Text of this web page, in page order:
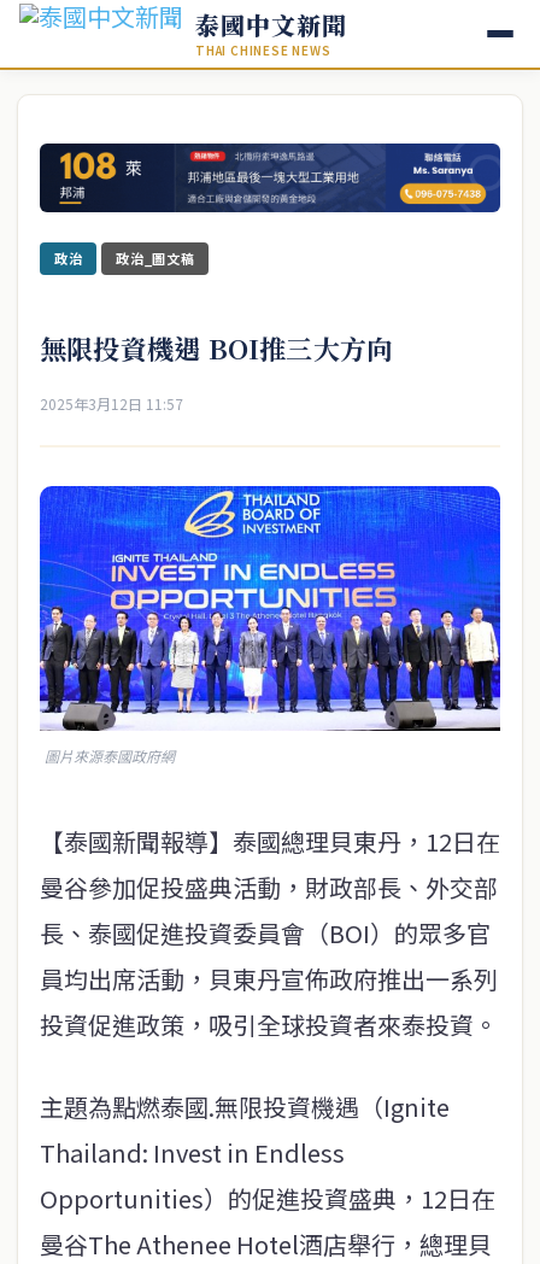
泰國中文新聞
THAI CHINESE NEWS
政治 政治_圖文稿
無限投資機遇 BOI推三大方向
2025年3月12日 11:57
圖片來源泰國政府網
【泰國新聞報導】泰國總理貝東丹，12日在
曼谷參加促投盛典活動，財政部長、外交部
長、泰國促進投資委員會（BOI）的眾多官
員均出席活動，貝東丹宣佈政府推出一系列
投資促進政策，吸引全球投資者來泰投資。
主題為點燃泰國.無限投資機遇（Ignite
Thailand: Invest in Endless
Opportunities）的促進投資盛典，12日在
曼谷The Athenee Hotel酒店舉行，總理貝